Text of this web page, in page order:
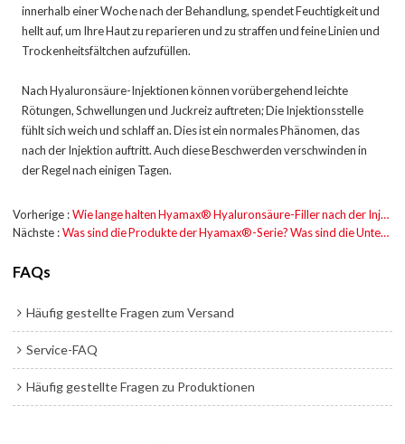
innerhalb einer Woche nach der Behandlung, spendet Feuchtigkeit und
hellt auf, um Ihre Haut zu reparieren und zu straffen und feine Linien und
Trockenheitsfältchen aufzufüllen.
Nach Hyaluronsäure-Injektionen können vorübergehend leichte
Rötungen, Schwellungen und Juckreiz auftreten; Die Injektionsstelle
fühlt sich weich und schlaff an. Dies ist ein normales Phänomen, das
nach der Injektion auftritt. Auch diese Beschwerden verschwinden in
der Regel nach einigen Tagen.
Vorherige
Wie lange halten Hyamax® Hyaluronsäure-Filler nach der Injektion?
Nächste
Was sind die Produkte der Hyamax®-Serie? Was sind die Unterschiede zwischen ihnen?
FAQs
Häufig gestellte Fragen zum Versand
Service-FAQ
Häufig gestellte Fragen zu Produktionen